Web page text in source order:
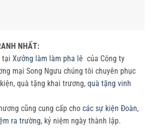
NHẤT:
tại Xưởng làm làm pha lê của Công ty
mại Song Ngưu chúng tôi chuyên phục
quà tặng khai trương, quà tặng vinh
cũng cung cấp cho các sự kiện Đoàn,
ra trường, kỷ niệm ngày thành lập.